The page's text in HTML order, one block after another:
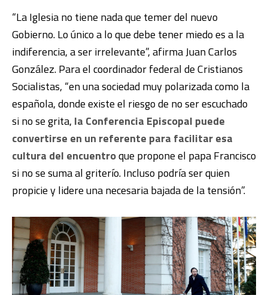
“La Iglesia no tiene nada que temer del nuevo
Gobierno. Lo único a lo que debe tener miedo es a la
indiferencia, a ser irrelevante”, afirmaJuan Carlos
González. Para el coordinador federal de Cristianos
Socialistas, “en una sociedad muy polarizada como la
española, donde existe el riesgo de no ser escuchado
si no se grita, la Conferencia Episcopal puede
convertirse en un referente para facilitar esa
cultura del encuentroque propone el papaFrancisco
si no se suma al griterío. Incluso podría ser quien
propicie y lidere una necesaria bajada de la tensión”.